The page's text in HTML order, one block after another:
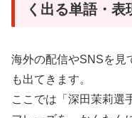
く出る単語・表
海外の配信やSNSを見
も出てきます。
ここでは「深田茉莉選